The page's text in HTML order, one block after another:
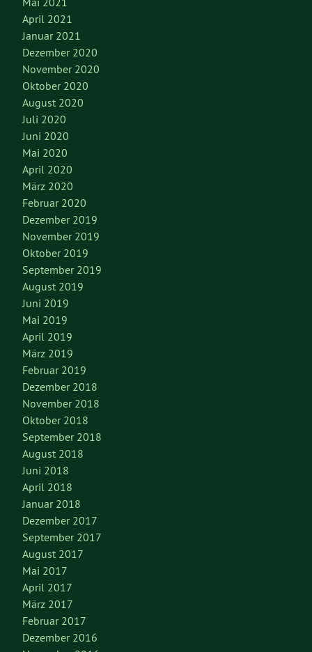
April 2021
Januar 2021
Dezember 2020
November 2020
Oktober 2020
August 2020
Juli 2020
Juni 2020
Mai 2020
April 2020
März 2020
Februar 2020
Dezember 2019
November 2019
Oktober 2019
September 2019
August 2019
Juni 2019
Mai 2019
April 2019
März 2019
Februar 2019
Dezember 2018
November 2018
Oktober 2018
September 2018
August 2018
Juni 2018
April 2018
Januar 2018
Dezember 2017
September 2017
August 2017
Mai 2017
April 2017
März 2017
Februar 2017
Dezember 2016